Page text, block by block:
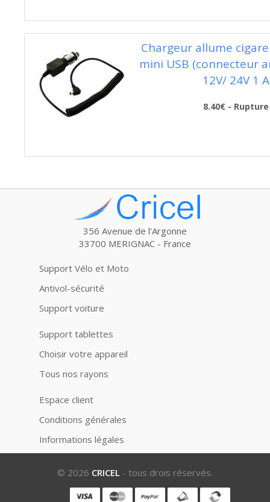
Chargeur allume
mini USB (connecteur
12V/ 24V 1 A
8.40€ - Rupture
356 Avenue de l'Argonne
33700 MERIGNAC - France
Support Vélo et Moto
Antivol-sécurité
Support voiture
Support tablettes
Choisir votre appareil
Tous nos rayons
Espace client
Conditions générales
Informations légales
© 2026 CRICEL - tous drois réservés.